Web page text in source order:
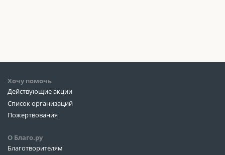
Хочу помочь
Действующие акции
Список организаций
Пожертвования
О Благо.ру
Благотворителям